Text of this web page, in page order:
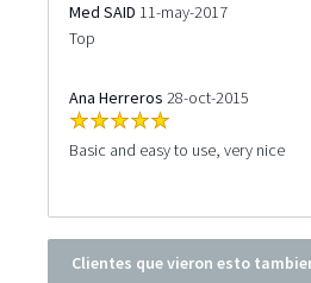
Med SAID 11-may-2017
Top
Ana Herreros 28-oct-2015
Basic and easy to use, very nice
Clientes que vieron esto